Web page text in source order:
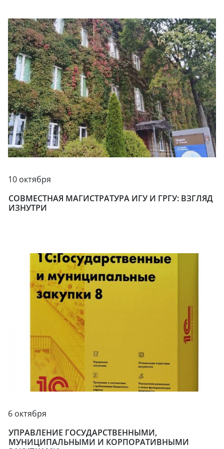
10 октября
СОВМЕСТНАЯ МАГИСТРАТУРА ИГУ И ГРГУ: ВЗГЛЯД
ИЗНУТРИ
6 октября
УПРАВЛЕНИЕ ГОСУДАРСТВЕННЫМИ,
МУНИЦИПАЛЬНЫМИ И КОРПОРАТИВНЫМИ